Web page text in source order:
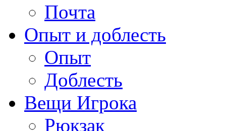
Почта
Опыт и доблесть
Опыт
Доблесть
Вещи Игрока
Рюкзак